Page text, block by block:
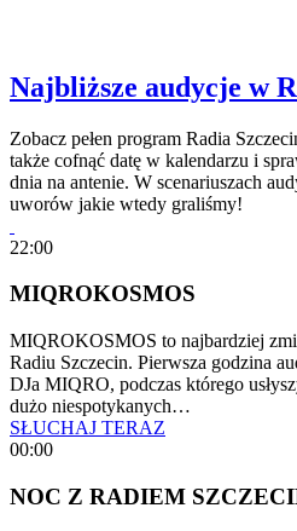
Najbliższe audycje w
Zobacz pełen program Radia
także cofnąć datę w kalendarzu i
dnia na antenie. W scenariuszach
uworów jakie wtedy graliśmy!
22:00
MIQROKOSMOS
MIQROKOSMOS to najbardziej
Radiu Szczecin. Pierwsza godzina
DJa MIQRO, podczas którego
dużo niespotykanych…
SŁUCHAJ TERAZ
00:00
NOC Z RADIEM